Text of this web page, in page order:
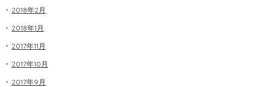
2018年2月
2018年1月
2017年11月
2017年10月
2017年9月